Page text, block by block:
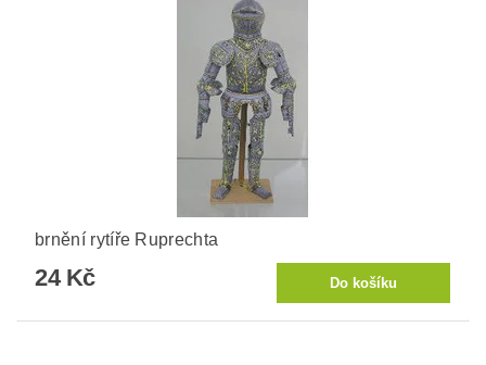
brnění rytíře Ruprechta
24 Kč